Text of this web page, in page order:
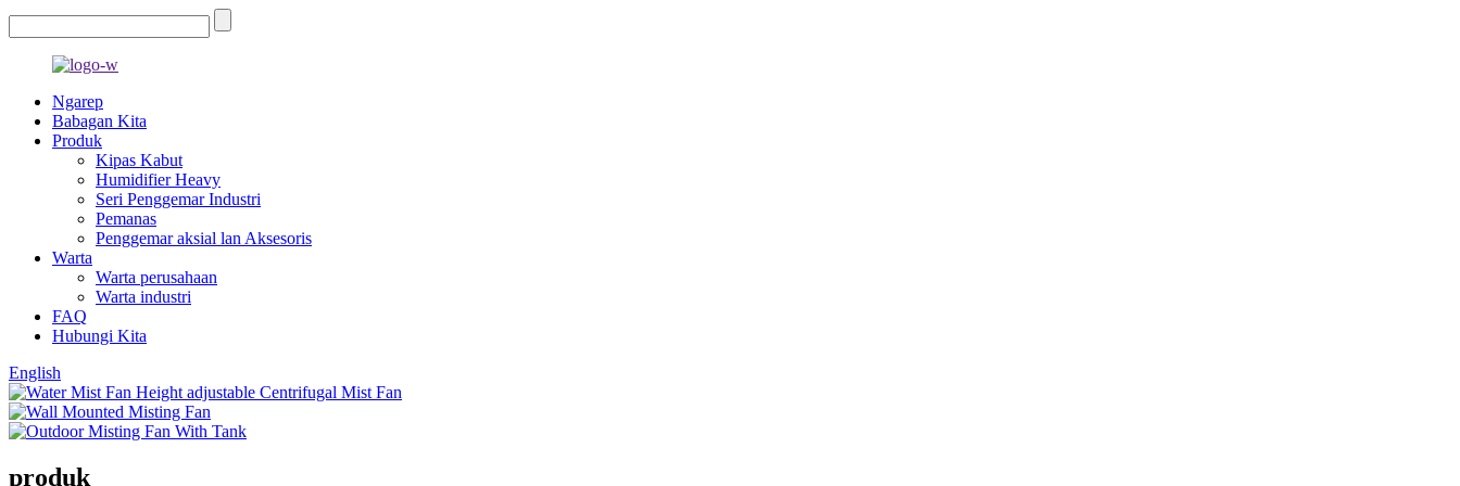
Ngarep
Babagan Kita
Produk
Kipas Kabut
Humidifier Heavy
Seri Penggemar Industri
Pemanas
Penggemar aksial lan Aksesoris
Warta
Warta perusahaan
Warta industri
FAQ
Hubungi Kita
English
produk